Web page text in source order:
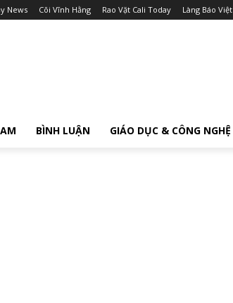
News Cõi Vĩnh Hằng Rao Vặt Cali Today Làng Báo Việt
BÌNH LUẬN GIÁO DỤC & CÔNG NGHỆ